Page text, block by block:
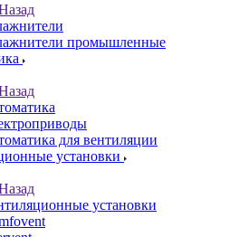
промышленные
для вентиляции
установки
установки